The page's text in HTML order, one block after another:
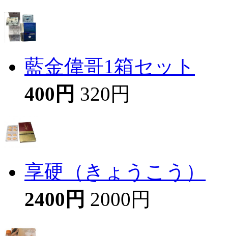
藍金偉哥1箱セット
400円 320円
享硬（きょうこう）
2400円 2000円